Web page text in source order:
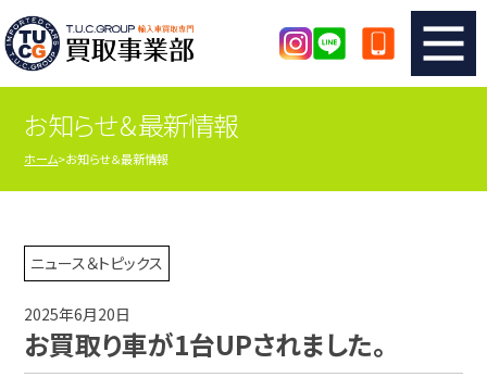
TUCのカンタン査定
査定の注意事項 メーカー別査定フォーム
TUCの買取実績
店舗紹介
お知らせ＆最新情報
ホーム お知らせ＆最新情報
ニュース＆トピックス
2025年6月20日
お買取り車が1台UPされました。